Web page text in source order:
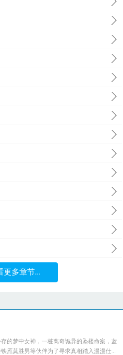
更多章节...
的梦中女神，一桩离奇诡异的坠楼命案，蓝
雁莫胜男等伙伴为了寻求真相踏入漫漫仕...